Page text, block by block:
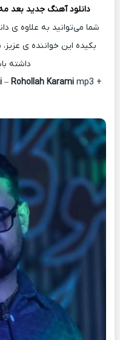
دانلود آهنگ جدید بعد
شما می‌توانید به علاوه ی
بکیده این خواننده ی
داشته
– Rohollah Karami mp3 +